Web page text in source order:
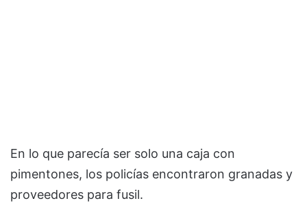
En lo que parecía ser solo una caja con
pimentones, los policías encontraron granadas y
proveedores para fusil.